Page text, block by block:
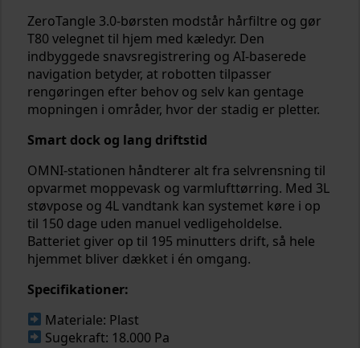
ZeroTangle 3.0-børsten modstår hårfiltre og gør
T80 velegnet til hjem med kæledyr. Den
indbyggede snavsregistrering og AI-baserede
navigation betyder, at robotten tilpasser
rengøringen efter behov og selv kan gentage
mopningen i områder, hvor der stadig er pletter.
Smart dock og lang driftstid
OMNI-stationen håndterer alt fra selvrensning til
opvarmet moppevask og varmlufttørring. Med 3L
støvpose og 4L vandtank kan systemet køre i op
til 150 dage uden manuel vedligeholdelse.
Batteriet giver op til 195 minutters drift, så hele
hjemmet bliver dækket i én omgang.
Specifikationer:
Materiale: Plast
Sugekraft: 18.000 Pa